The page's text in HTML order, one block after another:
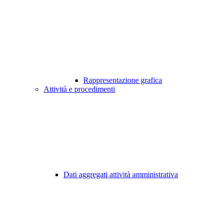
Rappresentazione grafica
Attività e procedimenti
Dati aggregati attività amministrativa